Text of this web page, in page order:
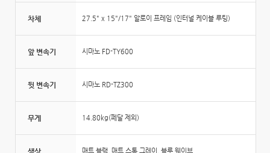
차체 27.5" x 15"/17" 알로이 프레임 (인터널 케이블 루팅)
앞 변속기 시마노 FD-TY600
뒷 변속기 시마노 RD-TZ300
무게 14.80kg(페달 제외)
매트 블랙, 매트 스톰 그레이, 블루 웨이브